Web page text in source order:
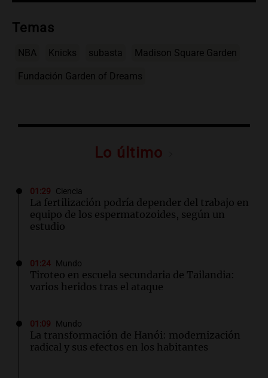
Temas
NBA Knicks subasta Madison Square Garden
Fundación Garden of Dreams
Lo último
01:29 Ciencia
La fertilización podría depender del trabajo en
equipo de los espermatozoides, según un
estudio
01:24 Mundo
Tiroteo en escuela secundaria de Tailandia:
varios heridos tras el ataque
01:09 Mundo
La transformación de Hanói: modernización
radical y sus efectos en los habitantes